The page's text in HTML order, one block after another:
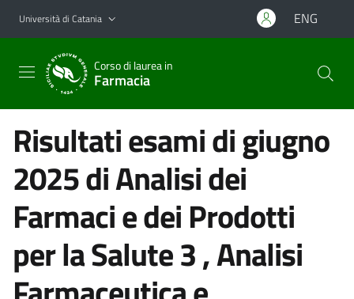
Vai al contenuto principale
Vai al menu di navigazione
Università di Catania ENG
Corso di laurea in
Farmacia
Risultati esami di giugno
2025 di Analisi dei
Farmaci e dei Prodotti
per la Salute 3 , Analisi